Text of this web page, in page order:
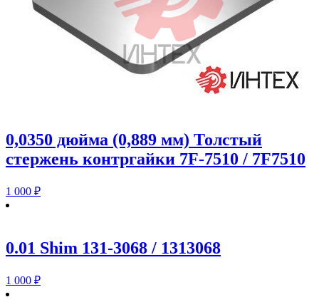
0,0350 дюйма (0,889 мм) Толстый
стержень контргайки 7F-7510 / 7F7510
1 000 ₽
0.01 Shim 131-3068 / 1313068
1 000 ₽